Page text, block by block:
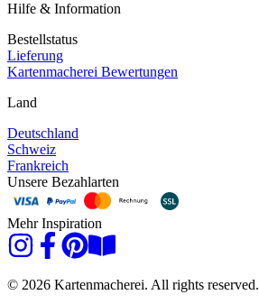
Hilfe & Information
Bestellstatus
Lieferung
Kartenmacherei Bewertungen
Land
Deutschland
Schweiz
Frankreich
Unsere Bezahlarten
Mehr Inspiration
© 2026 Kartenmacherei. All rights reserved.